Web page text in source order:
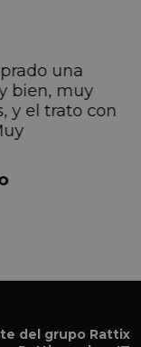
una
bien, muy
y el trato con
del grupo Rattix